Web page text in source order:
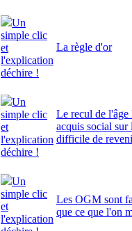
Un
simple clic
et
l'explication
déchire !
La règle d'or
Un
simple clic
et
l'explication
déchire !
Le recul de l'âge
acquis social sur
difficile de
Un
simple clic
et
l'explication
Les OGM sont
que ce que l'on